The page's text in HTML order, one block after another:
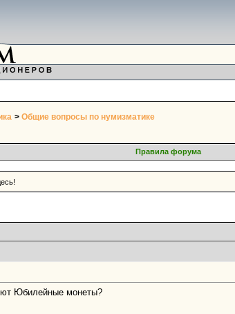
> Общие вопросы по нумизматике
Правила форума
Юбилейные монеты?